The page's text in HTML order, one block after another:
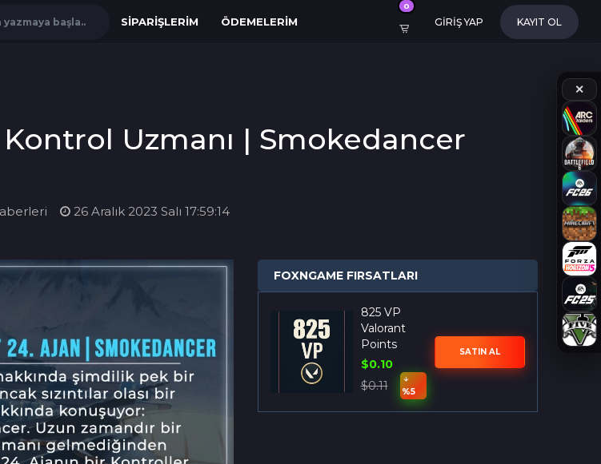
✕
başla.. SIPARIŞLERIM ÖDEMELERIM
0
GİRİŞ YAP KAYIT OL
Kontrol Uzmanı | Smokedancer
26 Aralık 2023 Salı 17:59:14
FOXNGAME FIRSATLARI
825 VP
Valorant
Points
$0.10
$0.11
%5
SATIN AL